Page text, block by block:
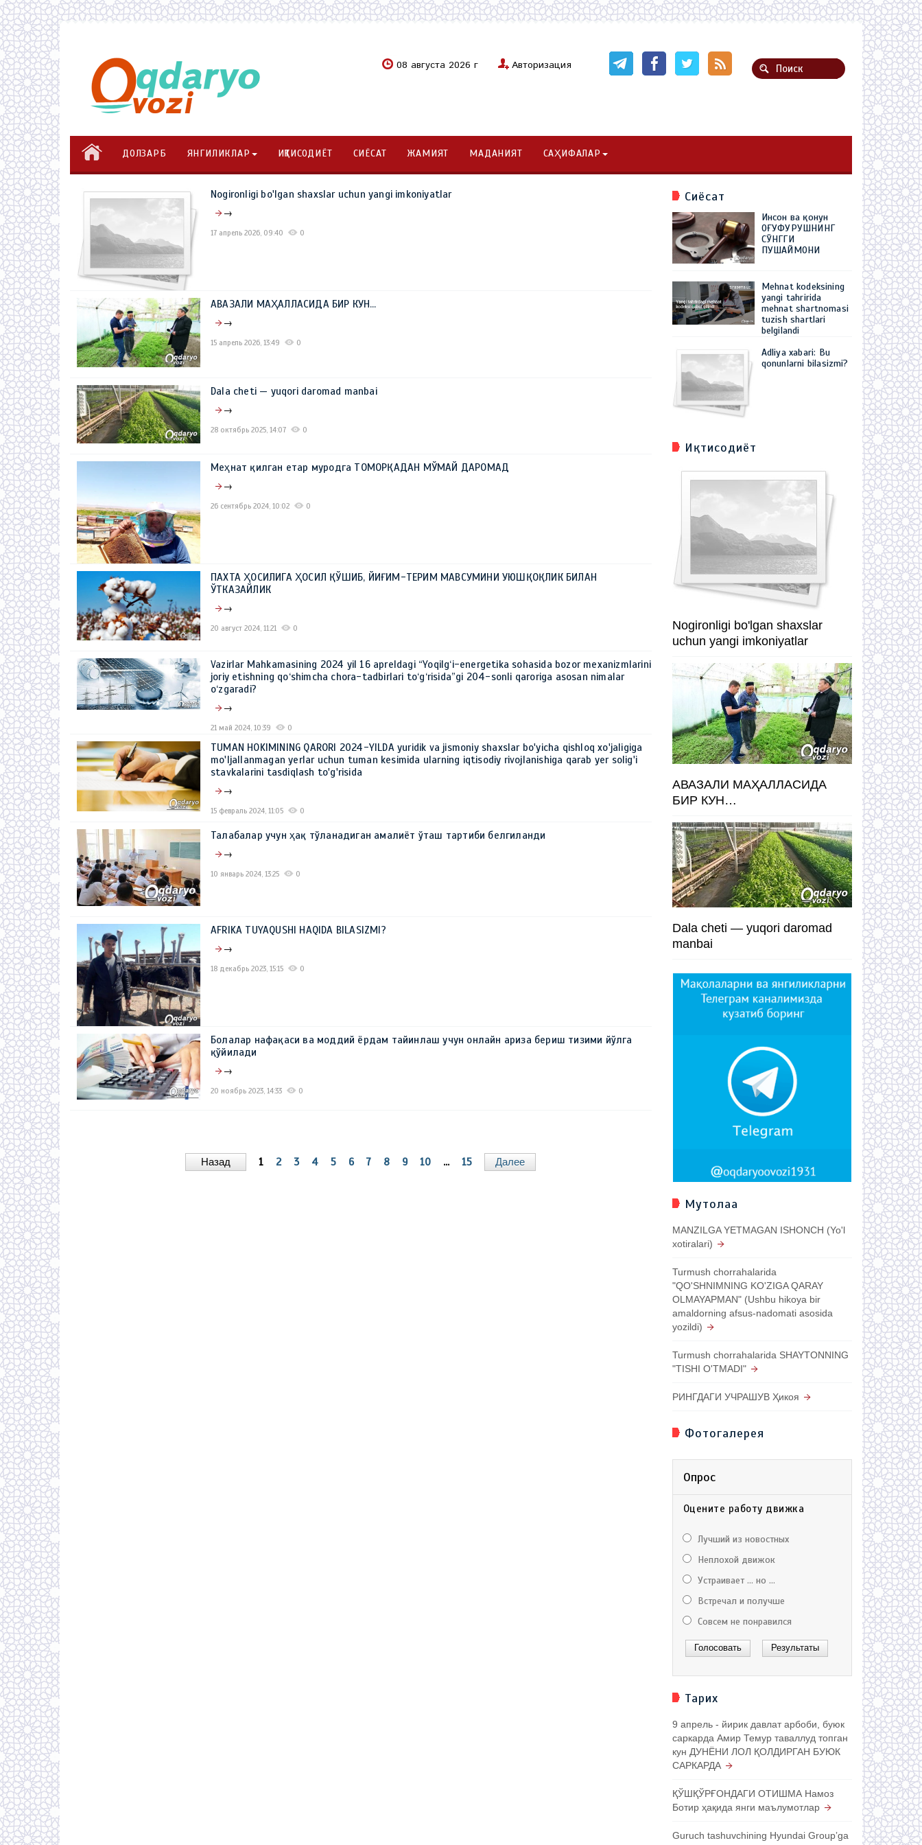
08 августа 2026 г Авторизация
ДОЛЗАРБ ЯНГИЛИКЛАР ИҚТИСОДИЁТ СИЁСАТ ЖАМИЯТ МАДАНИЯТ САҲИФАЛАР
Nogironligi bo'lgan shaxslar uchun yangi imkoniyatlar
→
17 апрель 2026, 09:40 0
АВАЗАЛИ МАҲАЛЛАСИДА БИР КУН…
→
15 апрель 2026, 13:49 0
Dala cheti — yuqori daromad manbai
→
28 октябрь 2025, 14:07 0
Меҳнат қилган етар муродга ТОМОРҚАДАН МЎМАЙ ДАРОМАД
→
26 сентябрь 2024, 10:02 0
ПАХТА ҲОСИЛИГА ҲОСИЛ ҚЎШИБ, ЙИҒИМ-ТЕРИМ МАВСУМИНИ УЮШҚОҚЛИК БИЛАН
ЎТКАЗАЙЛИК
→
20 август 2024, 11:21 0
Vazirlar Mahkamasining 2024 yil 16 apreldagi “Yoqilg‘i-energetika sohasida bozor mexanizmlarini
joriy etishning qo‘shimcha chora-tadbirlari to‘g‘risida”gi 204-sonli qaroriga asosan nimalar
o‘zgaradi?
→
21 май 2024, 10:39 0
TUMAN HOKIMINING QARORI 2024-YILDA yuridik va jismoniy shaxslar bo'yicha qishloq xo'jaligiga
mo'ljallanmagan yerlar uchun tuman kesimida ularning iqtisodiy rivojlanishiga qarab yer solig'i
stavkalarini tasdiqlash to'g'risida
→
15 февраль 2024, 11:05 0
Талабалар учун ҳақ тўланадиган амалиёт ўташ тартиби белгиланди
→
10 январь 2024, 13:25 0
AFRIKA TUYAQUSHI HAQIDA BILASIZMI?
→
18 декабрь 2023, 15:15 0
Болалар нафақаси ва моддий ёрдам тайинлаш учун онлайн ариза бериш тизими йўлга
қўйилади
→
20 ноябрь 2023, 14:33 0
Назад 1 2 3 4 5 6 7 8 9 10 ... 15 Далее
Сиёсат
Инсон ва қонун
ОҒУФУРУШНИНГ
СЎНГГИ
ПУШАЙМОНИ
Mehnat kodeksining
yangi tahririda
mehnat shartnomasi
tuzish shartlari
belgilandi
Adliya xabari: Bu
qonunlarni bilasizmi?
Иқтисодиёт
Nogironligi bo'lgan shaxslar
uchun yangi imkoniyatlar
АВАЗАЛИ МАҲАЛЛАСИДА
БИР КУН…
Dala cheti — yuqori daromad
manbai
Мутолаа
MANZILGA YETMAGAN ISHONCH (Yo'l
xotiralari)
Turmush chorrahalarida
"QO'SHNIMNING KO'ZIGA QARAY
OLMAYAPMAN" (Ushbu hikoya bir
amaldorning afsus-nadomati asosida
yozildi)
Turmush chorrahalarida SHAYTONNING
"TISHI O'TMADI"
РИНГДАГИ УЧРАШУВ Ҳикоя
Фотогалерея
Опрос
Оцените работу движка
Лучший из новостных
Неплохой движок
Устраивает ... но ...
Встречал и получше
Совсем не понравился
Тарих
9 апрель - йирик давлат арбоби, буюк
саркарда Амир Темур таваллуд топган
кун ДУНЁНИ ЛОЛ ҚОЛДИРГАН БУЮК
САРКАРДА
ҚЎШҚЎРҒОНДАГИ ОТИШМА Намоз
Ботир ҳақида янги маълумотлар
Guruch tashuvchining Hyundai Groupʼga